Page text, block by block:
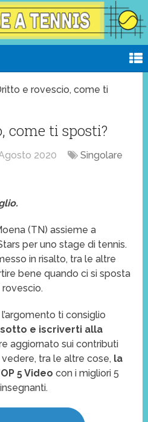
e rovescio, come ti
come ti sposti?
2020 Singolare
(TN) assieme a
per uno stage di tennis.
in risalto, tra le altre
bene quando ci si sposta
ti consiglio
e iscriverti alla
aggiornato sui contributi
tra le altre cose, la
5 Video con i migliori 5